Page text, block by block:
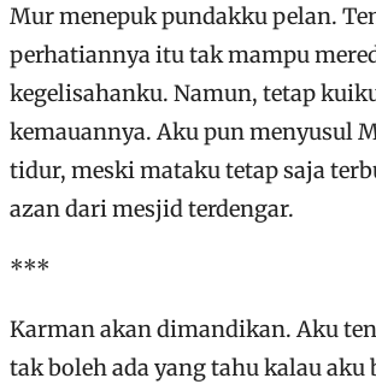
Mur menepuk pundakku pelan.
perhatiannya itu tak mampu
kegelisahanku. Namun, tetap
kemauannya. Aku pun menyusul
tidur, meski mataku tetap saja
azan dari mesjid terdengar.
***
Karman akan dimandikan. Aku
tak boleh ada yang tahu kalau aku